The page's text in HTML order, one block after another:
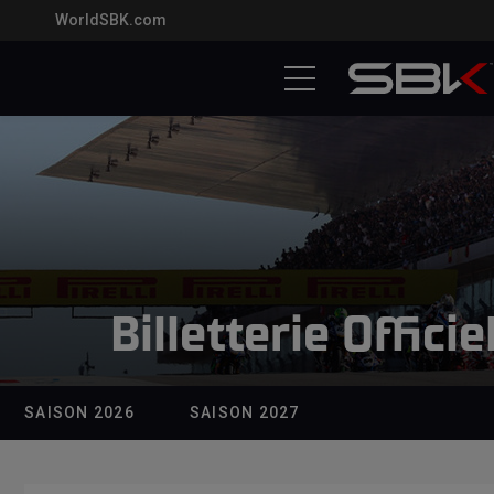
WorldSBK.com
Billetterie
SAISON 2026 SAISON 2027